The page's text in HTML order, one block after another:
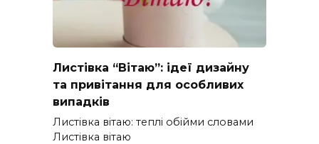
Листівка “Вітаю”: ідеї дизайну
та привітання для особливих
випадків
Листівка вітаю: теплі обійми словами
Листівка вітаю